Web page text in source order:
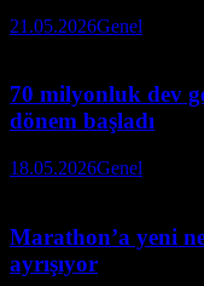
21.05.2026Genel
70 milyonluk dev
dönem başladı
18.05.2026Genel
Marathon’a yeni
ayrışıyor